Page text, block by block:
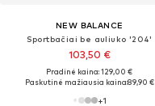
NEW BALANCE
Sportbačiai be auliuko '204'
103,50 €
Pradinė kaina: 129,00 €
Paskutinė mažiausia kaina:89,90 €
+1